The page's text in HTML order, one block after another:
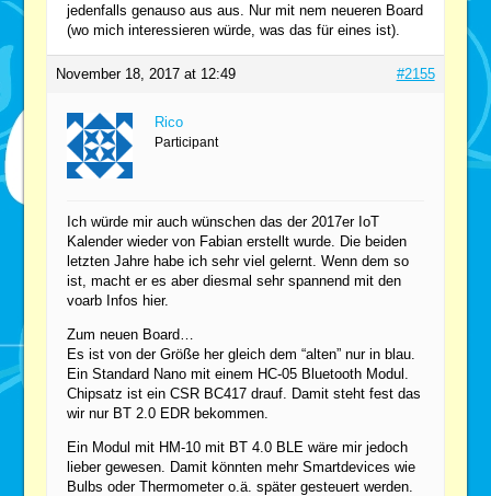
jedenfalls genauso aus aus. Nur mit nem neueren Board
(wo mich interessieren würde, was das für eines ist).
November 18, 2017 at 12:49 #2155
Rico
Participant
Ich würde mir auch wünschen das der 2017er IoT
Kalender wieder von Fabian erstellt wurde. Die beiden
letzten Jahre habe ich sehr viel gelernt. Wenn dem so
ist, macht er es aber diesmal sehr spannend mit den
voarb Infos hier.
Zum neuen Board…
Es ist von der Größe her gleich dem “alten” nur in blau.
Ein Standard Nano mit einem HC-05 Bluetooth Modul.
Chipsatz ist ein CSR BC417 drauf. Damit steht fest das
wir nur BT 2.0 EDR bekommen.
Ein Modul mit HM-10 mit BT 4.0 BLE wäre mir jedoch
lieber gewesen. Damit könnten mehr Smartdevices wie
Bulbs oder Thermometer o.ä. später gesteuert werden.